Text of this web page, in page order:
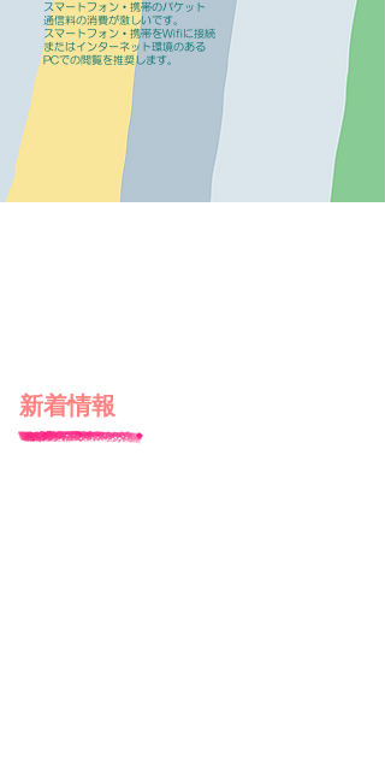
スマートフォン・携帯のパケット
通信料の消費が激しいです。
スマートフォン・携帯をWifiに接続
またはインターネット環境のある
PCでの閲覧を推奨します。
​新着情報